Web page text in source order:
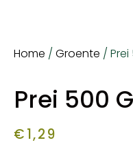
Home / Groente /
Prei 500
€1,29